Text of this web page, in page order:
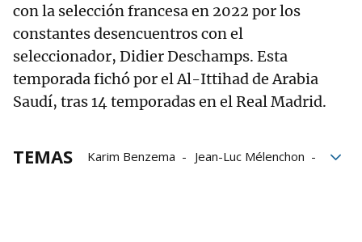
con la selección francesa en 2022 por los
constantes desencuentros con el
seleccionador, Didier Deschamps. Esta
temporada fichó por el Al-Ittihad de Arabia
Saudí, tras 14 temporadas en el Real Madrid.
TEMAS Karim Benzema
Jean-Luc Mélenchon